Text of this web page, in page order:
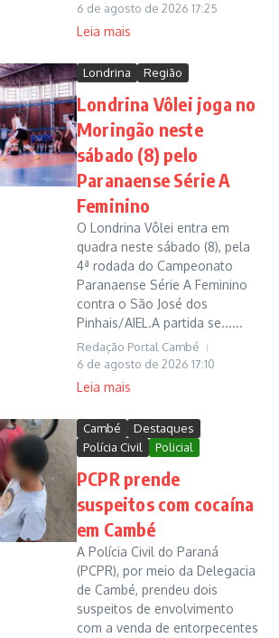
6 de agosto de 2026 17:25
Leia mais
Londrina Região
Londrina Vôlei joga no
Moringão neste
sábado (8) pelo
Paranaense Série A
Feminino
O Londrina Vôlei entra em
quadra neste sábado (8), pela
4ª rodada do Campeonato
Paranaense Série A Feminino
contra o São José dos
Pinhais/AIEL.A partida se......
Redação Portal Cambé
6 de agosto de 2026 17:10
Leia mais
Cambé
Destaques
Polícia Civil
Policial
PCPR prende
suspeitos com cocaína
em Cambé
A Polícia Civil do Paraná
(PCPR), por meio da Delegacia
de Cambé, prendeu dois
suspeitos de envolvimento
com a venda de entorpecentes